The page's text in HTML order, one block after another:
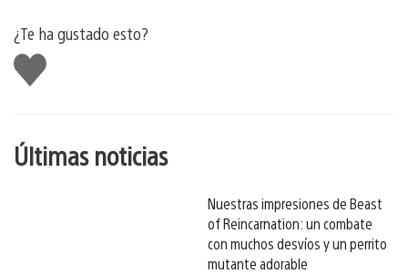
¿Te ha gustado esto?
Me
gusta
Últimas noticias
Nuestras impresiones de Beast
of Reincarnation: un combate
con muchos desvíos y un perrito
mutante adorable